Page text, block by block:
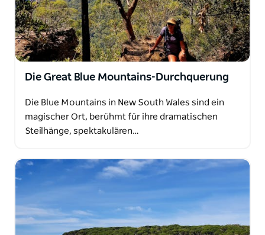
Die Great Blue Mountains-Durchquerung
Die Blue Mountains in New South Wales sind ein
magischer Ort, berühmt für ihre dramatischen
Steilhänge, spektakulären…